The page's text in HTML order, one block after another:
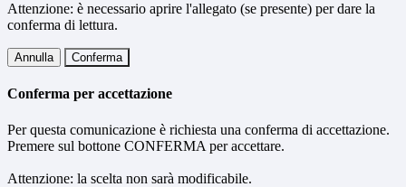
Attenzione: è necessario aprire l'allegato (se presente) per dare la
conferma di lettura.
Annulla Conferma
Conferma per accettazione
Per questa comunicazione è richiesta una conferma di accettazione.
Premere sul bottone CONFERMA per accettare.
Attenzione: la scelta non sarà modificabile.